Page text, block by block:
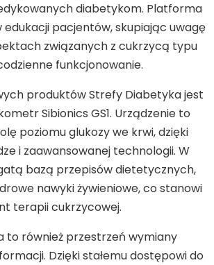
diabetykom. Platforma
edukacji pacjentów, skupiając uwagę
związanych z cukrzycą typu
funkcjonowanie.
produktów Strefy Diabetyka jest
Sibionics GS1. Urządzenie to
poziomu glukozy we krwi, dzięki
i zaawansowanej technologii. W
bazą przepisów dietetycznych,
nawyki żywieniowe, co stanowi
terapii cukrzycowej.
to również przestrzeń wymiany
Dzięki stałemu dostępowi do